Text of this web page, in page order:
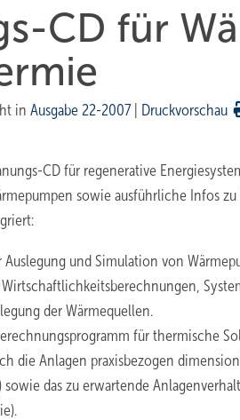
CD für
in Ausgabe 22-2007 Druckvorschau
CD für regenerative
sowie ausführliche Infos
Auslegung und Simulation von
Wirtschaftlichkeitsberechnungen,
der Wärmequellen.
für thermische
die Anlagen praxisbezogen
das zu erwartende